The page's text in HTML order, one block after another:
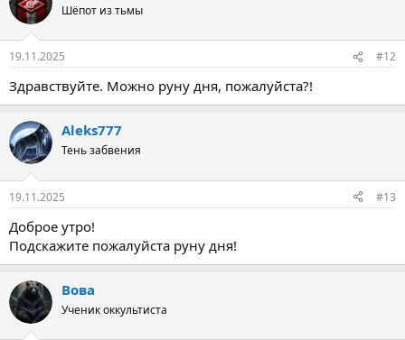
Шёпот из тьмы
19.11.2025 #12
Здравствуйте. Можно руну дня, пожалуйста?!
Aleks777
Тень забвения
19.11.2025 #13
Доброе утро!
Подскажите пожалуйста руну дня!
Вова
Ученик оккультиста